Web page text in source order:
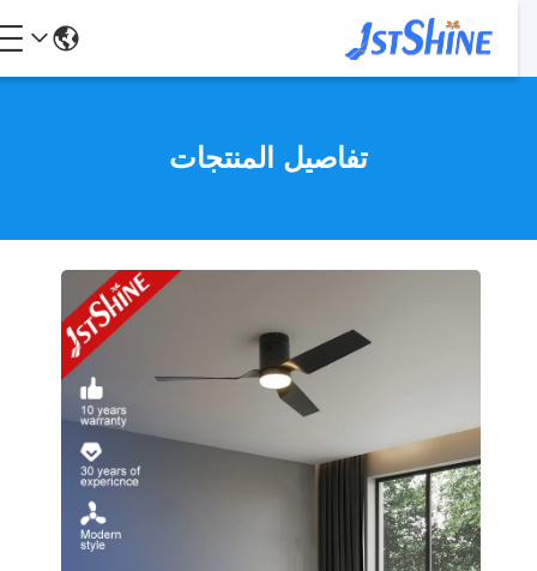
تفاصيل المنتجات